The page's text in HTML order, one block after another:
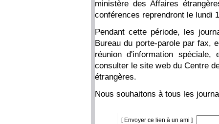
ministère des Affaires
conférences reprendront le lundi
Pendant cette période, les
Bureau du porte-parole par fax,
réunion d'information
consulter le site web du Centre
étrangères.
Nous souhaitons à tous les
[ Envoyer ce lien à un ami ]